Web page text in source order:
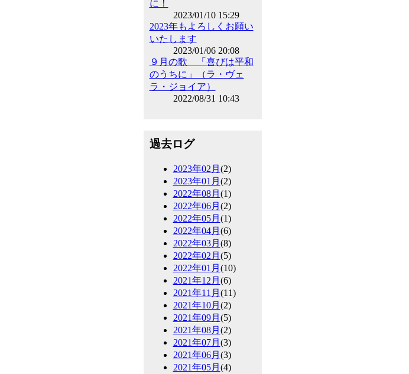
に！
2023/01/10 15:29
2023年もよろしくお願い
いたします
2023/01/06 20:08
９月の歌 「喜びは平和
のうちに」（ラ・ヴェ
ラ・ジョイア）
2022/08/31 10:43
過去ログ
2023年02月 (2)
2023年01月 (2)
2022年08月 (1)
2022年06月 (2)
2022年05月 (1)
2022年04月 (6)
2022年03月 (8)
2022年02月 (5)
2022年01月 (10)
2021年12月 (6)
2021年11月 (11)
2021年10月 (2)
2021年09月 (5)
2021年08月 (2)
2021年07月 (3)
2021年06月 (3)
2021年05月 (4)